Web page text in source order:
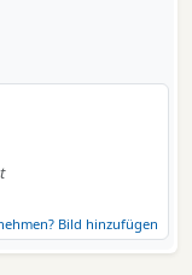
Bild hinzufügen